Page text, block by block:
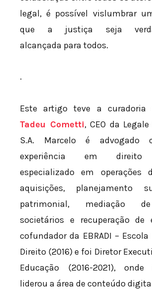
legal, é possível vislumbrar
que a justiça seja
alcançada para todos.
.
Este artigo teve a curadoria
Tadeu Cometti, CEO da
S.A. Marcelo é advogado
experiência em direito
especializado em operações
aquisições, planejamento
patrimonial, mediação
societários e recuperação de
cofundador da EBRADI –
Direito (2016) e foi Diretor
Educação (2016-2021),
liderou a área de conteúdo